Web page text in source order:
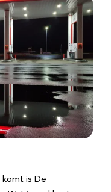
komt is De